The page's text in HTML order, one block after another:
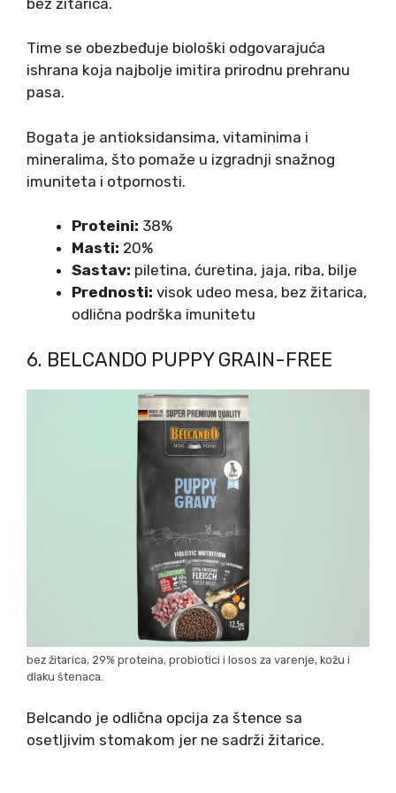
Time se obezbeđuje biološki odgovarajuća
ishrana koja najbolje imitira prirodnu prehranu
pasa.
Bogata je antioksidansima, vitaminima i
mineralima, što pomaže u izgradnji snažnog
imuniteta i otpornosti.
Proteini: 38%
Masti: 20%
Sastav: piletina, ćuretina, jaja, riba, bilje
Prednosti: visok udeo mesa, bez žitarica,
odlična podrška imunitetu
6. BELCANDO PUPPY GRAIN-FREE
bez žitarica, 29% proteina, probiotici i losos za varenje, kožu i
dlaku štenaca.
Belcando je odlična opcija za štence sa
osetljivim stomakom jer ne sadrži žitarice.